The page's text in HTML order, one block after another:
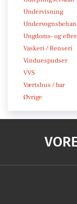
Undervisning
Ungdoms- og
Vaskeri / Renseri
Vinduespudser
VVS
Værtshus / bar
Øvrige